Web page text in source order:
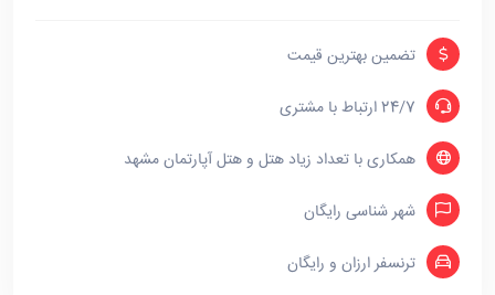
تضمین بهترین قیمت
24/7 ارتباط با مشتری
همکاری با تعداد زیاد هتل و هتل آپارتمان مشهد
شهر شناسی رایگان
ترنسفر ارزان و رایگان